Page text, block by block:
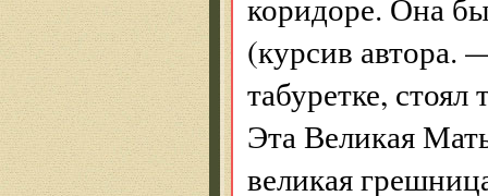
(курсив автора.
табуретке,
Эта Великая
великая